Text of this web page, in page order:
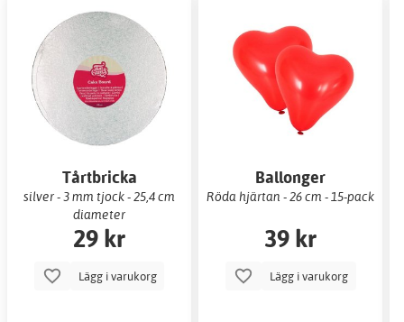
Tårtbricka
silver - 3 mm tjock - 25,4 cm
diameter
29 kr
Lägg i varukorg
Ballonger
Röda hjärtan - 26 cm - 15-pack
39 kr
Lägg i varukorg